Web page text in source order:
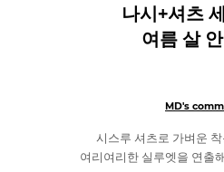
나시+셔츠
여름 살
MD's
시스루 셔츠로 가벼운
여리여리한 실루엣을 연출